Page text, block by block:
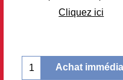
Cliquez ici
Achat